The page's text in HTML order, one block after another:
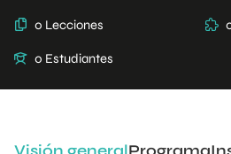
0 Lecciones
0 Estudiantes